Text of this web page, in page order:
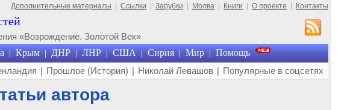
Дополнительные материалы Ссылки Зарубки Молва Книги О проекте Контакты
«Возрождение. Золотой Век»
| Крым | ДНР | ЛНР | США | Сирия | Мир | Помощь
| Прошлое (История) | Николай Левашов | Популярные в соцсетях
автора